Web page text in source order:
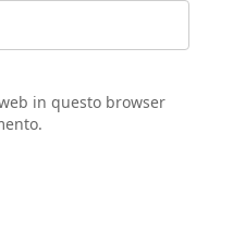
in questo browser